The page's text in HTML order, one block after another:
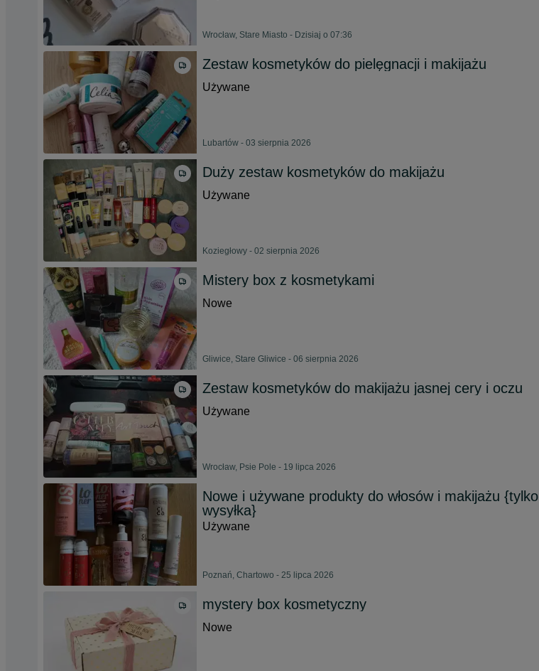
Wrocław, Stare Miasto - Dzisiaj o 07:36
Zestaw kosmetyków do pielęgnacji i makijażu
Używane
Lubartów - 03 sierpnia 2026
Duży zestaw kosmetyków do makijażu
Używane
Koziegłowy - 02 sierpnia 2026
Mistery box z kosmetykami
Nowe
Gliwice, Stare Gliwice - 06 sierpnia 2026
Zestaw kosmetyków do makijażu jasnej cery i oczu
Używane
Wrocław, Psie Pole - 19 lipca 2026
Nowe i używane produkty do włosów i makijażu {tylko
wysyłka}
Używane
Poznań, Chartowo - 25 lipca 2026
mystery box kosmetyczny
Nowe